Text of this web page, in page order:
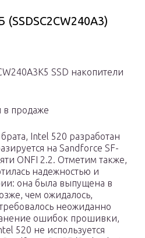
(SSDSC2CW240A3)
SSD накопители
в продаже
Intel 520 разработан
на Sandforce SF-
ONFI 2.2. Отметим также,
надежностью и
она была выпущена в
чем ожидалось,
неожиданно
ошибок прошивки,
520 не используется